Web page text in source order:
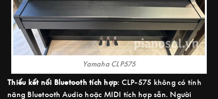
Yamaha CLP575
Thiếu kết nối Bluetooth tích hợp: CLP-575 không có tính
năng Bluetooth Audio hoặc MIDI tích hợp sẵn. Người